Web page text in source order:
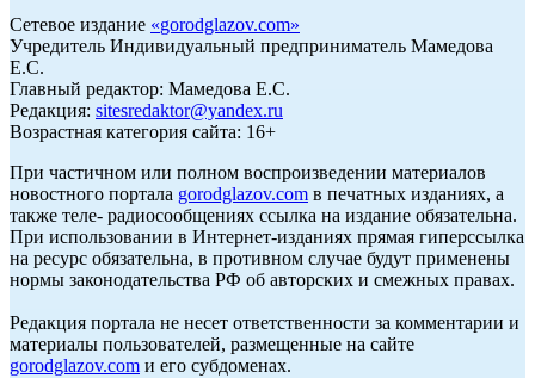
Сетевое издание «gorodglazov.com»
Учредитель Индивидуальный предприниматель Мамедова
Е.С.
Главный редактор: Мамедова Е.С.
Редакция: sitesredaktor@yandex.ru
Возрастная категория сайта: 16+
При частичном или полном воспроизведении материалов
новостного портала gorodglazov.com в печатных изданиях, а
также теле- радиосообщениях ссылка на издание обязательна.
При использовании в Интернет-изданиях прямая гиперссылка
на ресурс обязательна, в противном случае будут применены
нормы законодательства РФ об авторских и смежных правах.
Редакция портала не несет ответственности за комментарии и
материалы пользователей, размещенные на сайте
gorodglazov.com и его субдоменах.